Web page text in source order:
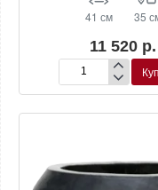
41 см 35
11 520 р.
Кашпо
Plain
Couple